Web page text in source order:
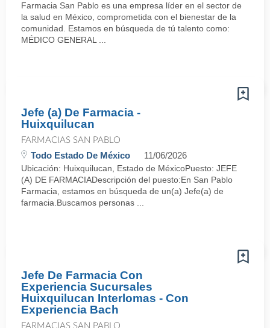
Farmacia San Pablo es una empresa líder en el sector de
la salud en México, comprometida con el bienestar de la
comunidad. Estamos en búsqueda de tú talento como:
MÉDICO GENERAL ...
Jefe (a) De Farmacia -
Huixquilucan
FARMACIAS SAN PABLO
Todo Estado De México 11/06/2026
Ubicación: Huixquilucan, Estado de MéxicoPuesto: JEFE
(A) DE FARMACIADescripción del puesto:En San Pablo
Farmacia, estamos en búsqueda de un(a) Jefe(a) de
farmacia.Buscamos personas ...
Jefe De Farmacia Con
Experiencia Sucursales
Huixquilucan Interlomas - Con
Experiencia Bach
FARMACIAS SAN PABLO